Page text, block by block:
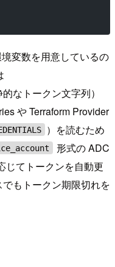
変数を用意しているの
的なトークン文字列）
や Terraform Provider
）を読むため
形式の ADC
じてトークンを自動更
もトークン期限切れを